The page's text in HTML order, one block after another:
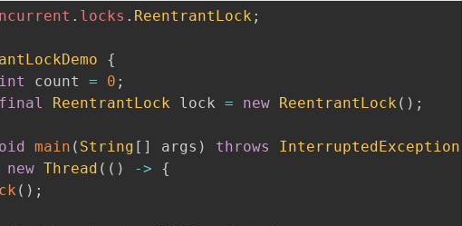
. locks . ReentrantLock ;
{
int count = 0 ;
final ReentrantLock lock = new ReentrantLock ( ) ;
main ( String [ ] args ) throws InterruptedException
new Thread ( ( ) ->
{
( ) ;